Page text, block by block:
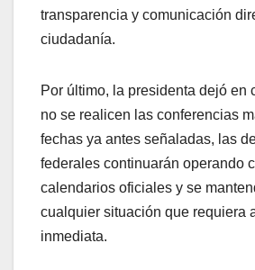
transparencia y comunicación
ciudadanía.
Por último, la presidenta dejó en
no se realicen las conferencias
fechas ya antes señaladas, las
federales continuarán operando
calendarios oficiales y se
cualquier situación que requiera
inmediata.